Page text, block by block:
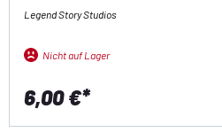
Legend Story Studios
Nicht auf Lager
6,00 €*